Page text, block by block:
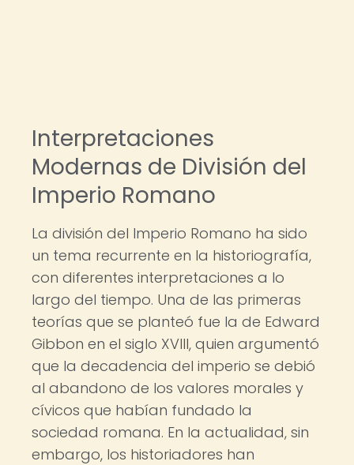
Interpretaciones
Modernas de División del
Imperio Romano
La división del Imperio Romano ha sido
un tema recurrente en la historiografía,
con diferentes interpretaciones a lo
largo del tiempo. Una de las primeras
teorías que se planteó fue la de Edward
Gibbon en el siglo XVIII, quien argumentó
que la decadencia del imperio se debió
al abandono de los valores morales y
cívicos que habían fundado la
sociedad romana. En la actualidad, sin
embargo, los historiadores han